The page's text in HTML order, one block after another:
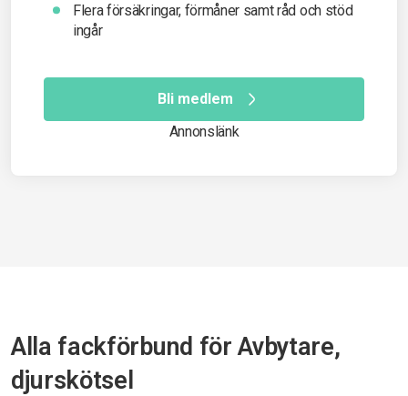
Flera försäkringar, förmåner samt råd och stöd
ingår
Bli medlem
Annonslänk
Alla fackförbund för Avbytare,
djurskötsel